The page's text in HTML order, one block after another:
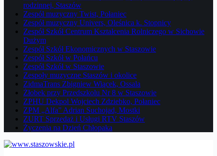
rodzinnej, Staszów
Zespół muzyczny Twist, Połaniec
Zespół muzyczny Univers, Oleśnica k. Stopnicy
Zespół Szkół Centrum Kształcenia Rolniczego w Sichowie
Dużym
Zespół Szkół Ekonomicznych w Staszowie
Zespół Szkół w Połańcu
Zespół Szkół w Staszowie
Zespoły muzyczne Staszów i okolice
ZidmaTrans Zbigniew Wiącek, Ossala
Żłobek przy Przedszkolu Nr 8 w Staszowie
ZPHU Dekpol Wojciech Zdziebko, Połaniec
ZPM „Alfa” Adrian Suchojad, Mostki
ZURT Sprzedaż i Usługi RTV Staszów
Życzenia na Dzień Chłopaka